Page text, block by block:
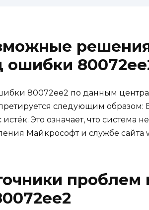
ошибки
80072ee2 по данным
следующим образом:
истёк. Это означает, что система
Майкрософт и службе сайта